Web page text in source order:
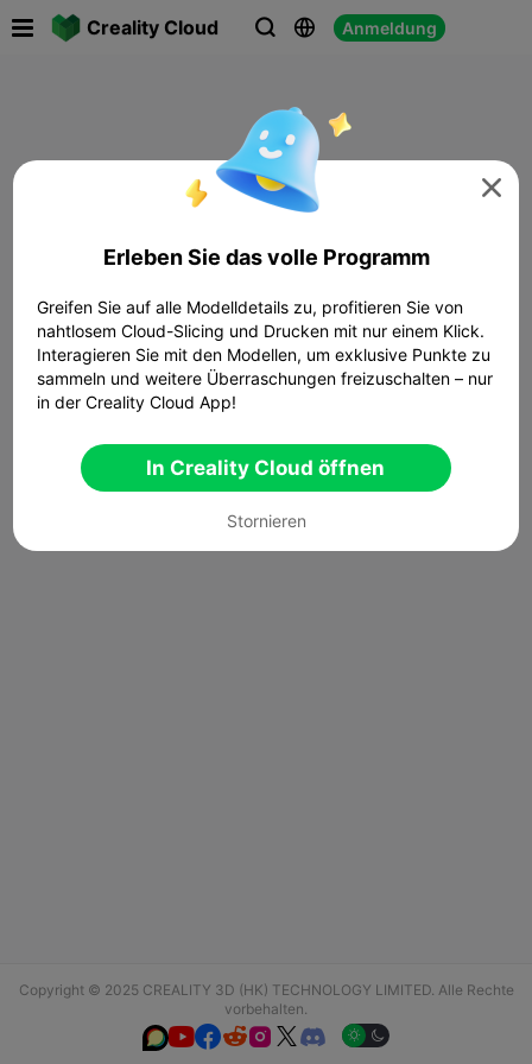
Creality Cloud   Anmeldung
Copyright © 2025 CREALITY 3D (HK) TECHNOLOGY LIMITED. Alle Rechte
vorbehalten.
  

Erleben Sie das volle Programm
Greifen Sie auf alle Modelldetails zu, profitieren Sie von
nahtlosem Cloud-Slicing und Drucken mit nur einem Klick.
Interagieren Sie mit den Modellen, um exklusive Punkte zu
sammeln und weitere Überraschungen freizuschalten – nur
in der Creality Cloud App!
In Creality Cloud öffnen
Stornieren